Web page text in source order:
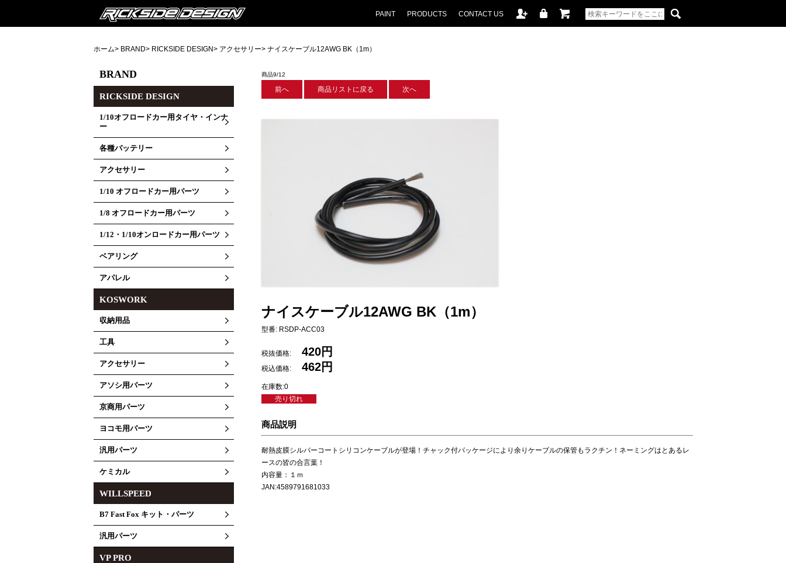
PAINT PRODUCTS CONTACT US
ホーム> BRAND> RICKSIDE DESIGN> アクセサリー> ナイスケーブル12AWG BK（1m）
BRAND
RICKSIDE DESIGN
1/10オフロードカー用タイヤ・インナ
ー
各種バッテリー
アクセサリー
1/10 オフロードカー用パーツ
1/8 オフロードカー用パーツ
1/12・1/10オンロードカー用パーツ
ベアリング
アパレル
KOSWORK
収納用品
工具
アクセサリー
アソシ用パーツ
京商用パーツ
ヨコモ用パーツ
汎用パーツ
ケミカル
WILLSPEED
B7 Fast Fox キット・パーツ
汎用パーツ
VP PRO
商品9/12
前へ 商品リストに戻る 次へ
ナイスケーブル12AWG BK（1m）
型番: RSDP-ACC03
税抜価格: 420円
税込価格: 462円
在庫数:0
売り切れ
商品説明
耐熱皮膜シルバーコートシリコンケーブルが登場！チャック付パッケージにより余りケーブルの保管もラクチン！ネーミングはとあるレ
ースの皆の合言葉！
内容量：１ｍ
JAN:4589791681033